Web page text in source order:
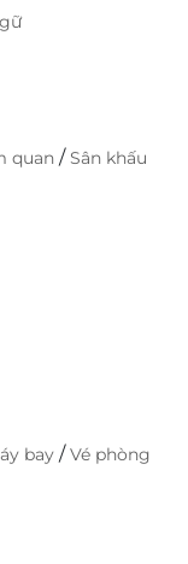
quan /Sân khấu
bay /Vé phòng